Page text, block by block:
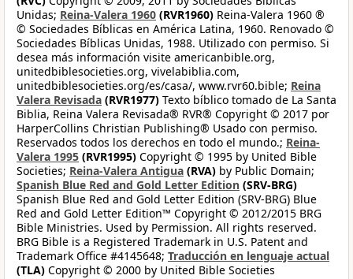
Unidas; Reina-Valera 1960 (RVR1960) Reina-Valera 1960 ®
© Sociedades Bíblicas en América Latina, 1960. Renovado ©
Sociedades Bíblicas Unidas, 1988. Utilizado con permiso. Si
desea más información visite americanbible.org,
unitedbiblesocieties.org, vivelabiblia.com,
unitedbiblesocieties.org/es/casa/, www.rvr60.bible; Reina
Valera Revisada (RVR1977) Texto bíblico tomado de La Santa
Biblia, Reina Valera Revisada® RVR® Copyright © 2017 por
HarperCollins Christian Publishing® Usado con permiso.
Reservados todos los derechos en todo el mundo.; Reina-
Valera 1995 (RVR1995) Copyright © 1995 by United Bible
Societies; Reina-Valera Antigua (RVA) by Public Domain;
Spanish Blue Red and Gold Letter Edition (SRV-BRG)
Spanish Blue Red and Gold Letter Edition (SRV-BRG) Blue
Red and Gold Letter Edition™ Copyright © 2012/2015 BRG
Bible Ministries. Used by Permission. All rights reserved.
BRG Bible is a Registered Trademark in U.S. Patent and
Trademark Office #4145648; Traducción en lenguaje actual
(TLA) Copyright © 2000 by United Bible Societies